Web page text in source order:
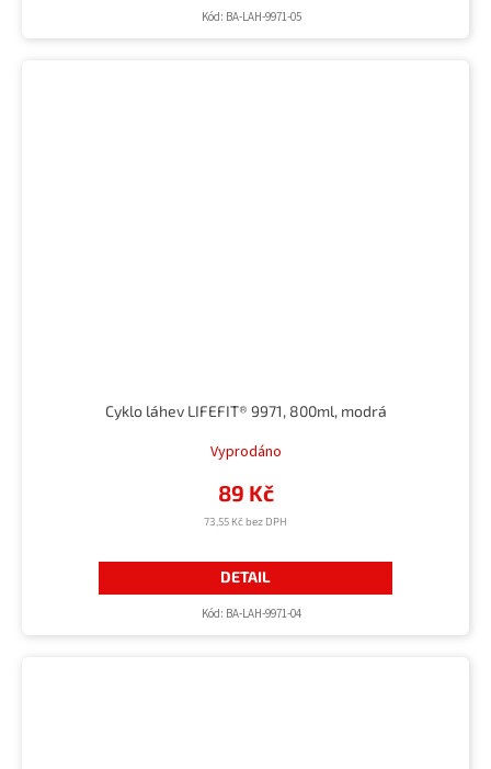
Kód: BA-LAH-9971-05
Cyklo láhev LIFEFIT® 9971, 800ml, modrá
Vyprodáno
73,55 Kč bez DPH
89 Kč
DETAIL
Kód: BA-LAH-9971-04